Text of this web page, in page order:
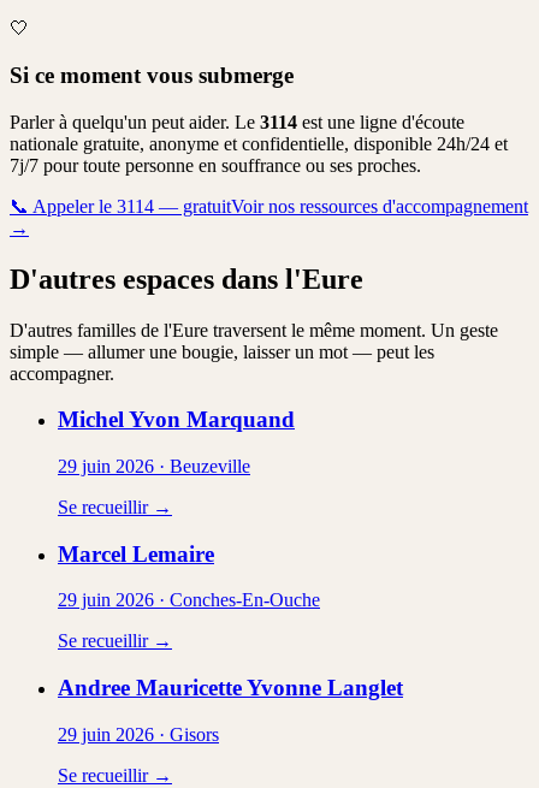
🤍
Si ce moment vous submerge
Parler à quelqu'un peut aider. Le 3114 est une ligne d'écoute
nationale gratuite, anonyme et confidentielle, disponible 24h/24 et
7j/7 pour toute personne en souffrance ou ses proches.
📞 Appeler le 3114 — gratuitVoir nos ressources d'accompagnement
→
D'autres espaces dans l'Eure
D'autres familles de l'Eure traversent le même moment. Un geste
simple — allumer une bougie, laisser un mot — peut les
accompagner.
Michel Yvon Marquand
29 juin 2026 · Beuzeville
Se recueillir →
Marcel Lemaire
29 juin 2026 · Conches-En-Ouche
Se recueillir →
Andree Mauricette Yvonne Langlet
29 juin 2026 · Gisors
Se recueillir →